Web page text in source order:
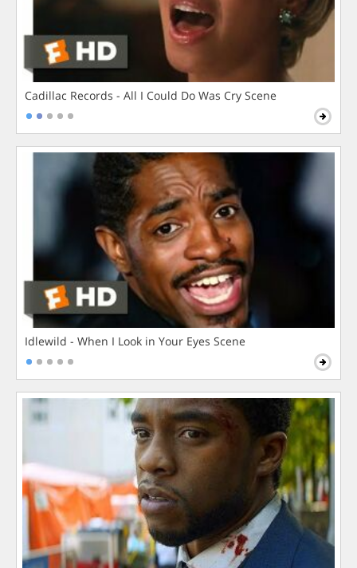
Cadillac Records - All I Could Do Was Cry Scene
Idlewild - When I Look in Your Eyes Scene